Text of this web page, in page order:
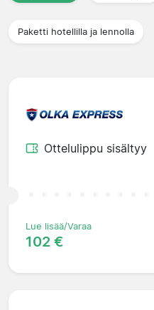
Paketti hotellilla ja lennolla
Ottelulippu sisältyy
Lue lisää/Varaa
102 €